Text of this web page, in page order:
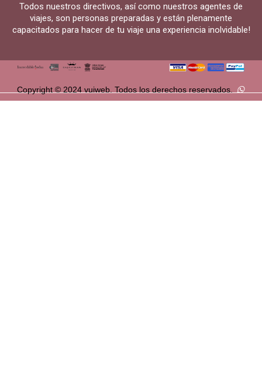
Todos nuestros directivos, así como nuestros agentes de
viajes, son personas preparadas y están plenamente
capacitados para hacer de tu viaje una experiencia inolvidable!
Copyright © 2024 vuiweb. Todos los derechos reservados.